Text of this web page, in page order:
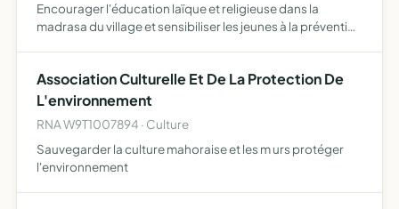
Encourager l'éducation laïque et religieuse dans la
madrasa du village et sensibiliser les jeunes à la prévention
Association Culturelle Et De La Protection De
L'environnement
RNA W9T1007894 · Culture
Sauvegarder la culture mahoraise et les m urs protéger
l'environnement